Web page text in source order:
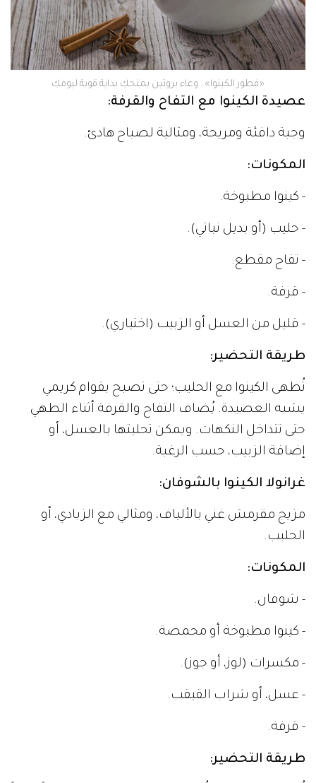
«فطور الكينوا».. وعاء بروتين يمنحكِ بداية قوية ليومكِ
عصيدة الكينوا مع التفاح والقرفة:
وجبة دافئة ومريحة، ومثالية لصباح هادئ.
المكونات:
- كينوا مطبوخة.
- حليب (أو بديل نباتي).
- تفاح مقطع.
- قرفة.
- قليل من العسل أو الزبيب (اختياري).
طريقة التحضير:
تُطهى الكينوا مع الحليب؛ حتى تصبح بقوام كريمي
يشبه العصيدة. يُضاف التفاح والقرفة أثناء الطهي
حتى تتداخل النكهات. ويمكن تحليتها بالعسل، أو
إضافة الزبيب، حسب الرغبة.
غرانولا الكينوا بالشوفان:
مزيج مقرمش غني بالألياف، ومثالي مع الزبادي، أو
الحليب.
المكونات:
- شوفان.
- كينوا مطبوخة أو محمصة.
- مكسرات (لوز، أو جوز).
- عسل، أو شراب القيقب.
- قرفة.
طريقة التحضير: